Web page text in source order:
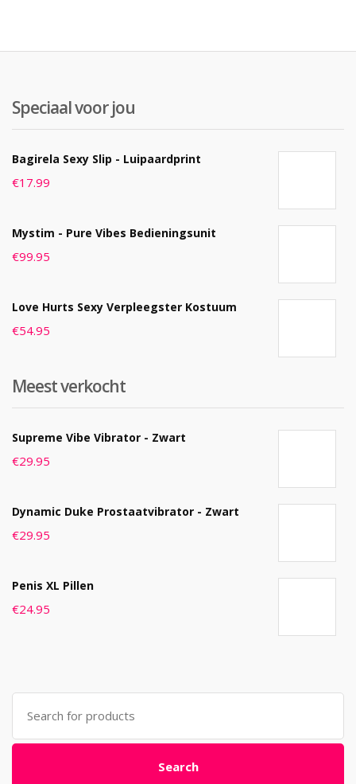
Speciaal voor jou
Bagirela Sexy Slip - Luipaardprint
€17.99
Mystim - Pure Vibes Bedieningsunit
€99.95
Love Hurts Sexy Verpleegster Kostuum
€54.95
Meest verkocht
Supreme Vibe Vibrator - Zwart
€29.95
Dynamic Duke Prostaatvibrator - Zwart
€29.95
Penis XL Pillen
€24.95
Search
for:
Search